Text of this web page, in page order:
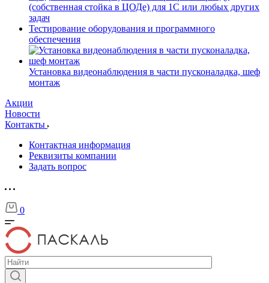
(собственная стойка в ЦОДе) для 1С или любых других
задач
Тестирование оборудования и программного
обеспечения
Установка видеонаблюдения в части пусконаладка, шеф
монтаж
Акции
Новости
Контакты
Контактная информация
Реквизиты компании
Задать вопрос
0